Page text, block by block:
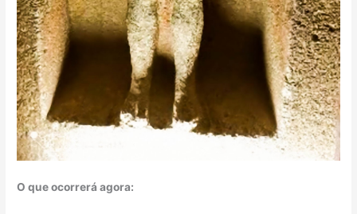
O que ocorrerá agora: